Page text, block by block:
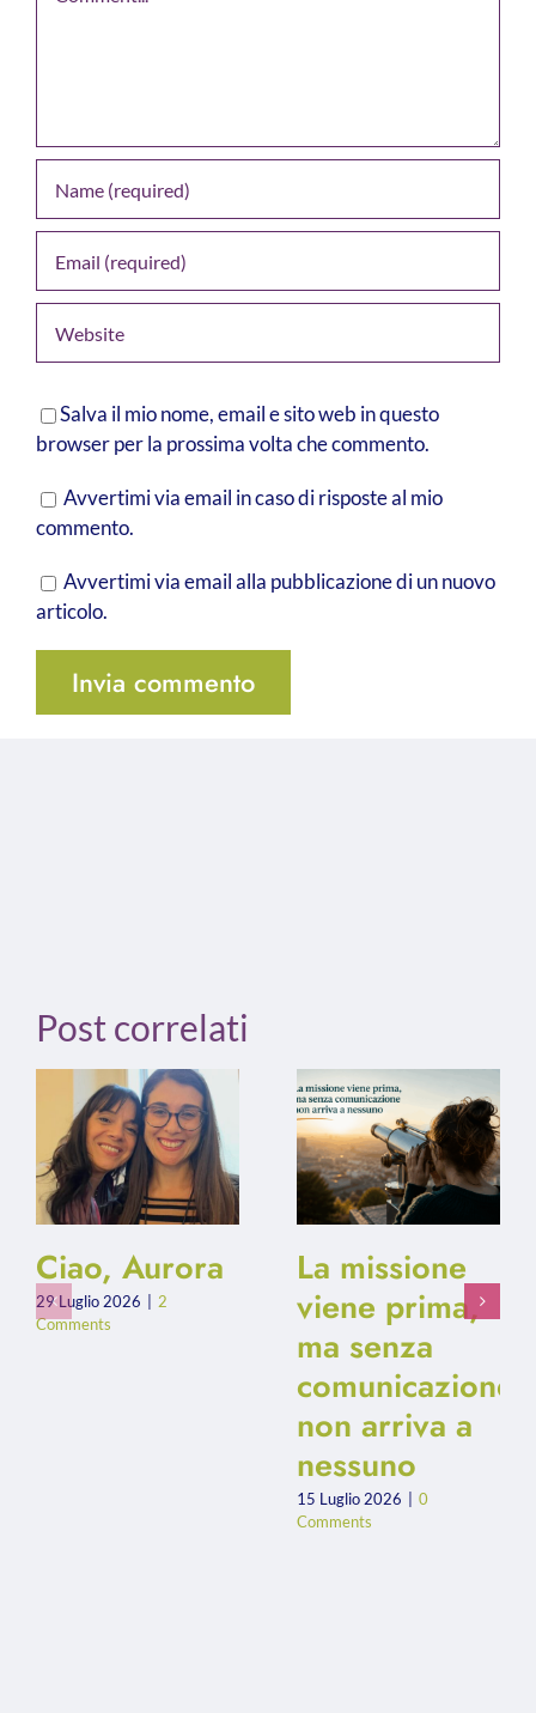
Salva il mio nome, email e sito web in questo
browser per la prossima volta che commento.
Avvertimi via email in caso di risposte al mio
commento.
Avvertimi via email alla pubblicazione di un nuovo
articolo.
Post correlati
Ciao, Aurora
29 Luglio 2026
2
Comments
La missione
viene prima,
ma senza
comunicazione
non arriva a
nessuno
15 Luglio 2026
0
Comments